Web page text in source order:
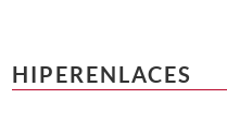
HIPERENLACES